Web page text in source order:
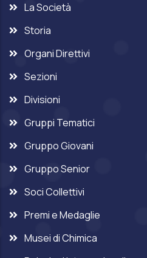
La Società
Storia
Organi Direttivi
Sezioni
Divisioni
Gruppi Tematici
Gruppo Giovani
Gruppo Senior
Soci Collettivi
Premi e Medaglie
Musei di Chimica